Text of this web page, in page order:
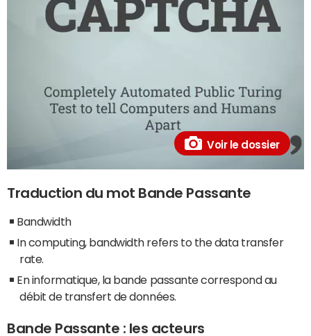
Voir le dossier
Traduction du mot Bande Passante
Bandwidth
In computing, bandwidth refers to the data transfer
rate.
En informatique, la bande passante correspond au
débit de transfert de données.
Bande Passante : les acteurs